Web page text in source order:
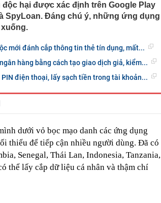
đỗ ở khu đô thị bị trộm mất 2 bánh xe
mưa lớn
bờ biển
Có bộ phận chứa độc tố, ăn phải có
nhớ AI với chuẩn HBF mới
ngân hàng lập tức hiện lệnh
gái sinh năm 1990 phải đến công an
chống ồn trên Vành đai 3 qua khu đô
ty công nghệ cung cấp sản phẩm,
số uy tín năm 2026
hại được xác định trên Google Play
SpyLoan. Đáng chú ý, những ứng dụng
mới đánh cắp thông tin thẻ tín dụng, mất...
hàng bằng cách tạo giao dịch giả, kiểm...
điện thoại, lấy sạch tiền trong tài khoản...
dưới vỏ bọc mạo danh các ứng dụng
thiểu để tiếp cận nhiều người dùng. Đã có
Senegal, Thái Lan, Indonesia, Tanzania,
thể lấy cắp dữ liệu cá nhân và thậm chí